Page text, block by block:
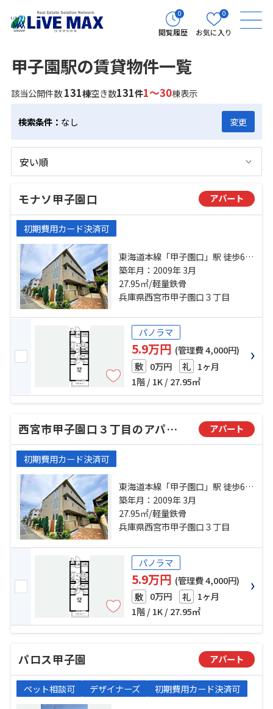
0
閲覧履歴
0
お気に入り
甲子園駅の賃貸物件一覧
該当公開件数131棟空き数131件1～30棟表示
検索条件： なし 変更
モナソ甲子園口 アパート
初期費用カード決済可
東海道本線「甲子園口」駅 徒歩6分
阪神本線「甲子園」駅 徒歩23分 阪
急神戸本線「西宮北口」駅 徒歩28
分
築年月：2009年 3月
27.95㎡/軽量鉄骨
兵庫県西宮市甲子園口３丁目
パノラマ
5.9万円 (管理費 4,000円)
敷 0万円 礼 1ヶ月
1階 / 1K / 27.95㎡
西宮市甲子園口３丁目のアパート アパート
初期費用カード決済可
東海道本線「甲子園口」駅 徒歩6分
阪神本線「甲子園」駅 徒歩23分 阪
急神戸本線「西宮北口」駅 徒歩28
分
築年月：2009年 3月
27.95㎡/軽量鉄骨
兵庫県西宮市甲子園口３丁目
パノラマ
5.9万円 (管理費 4,000円)
敷 0万円 礼 1ヶ月
1階 / 1K / 27.95㎡
パロス甲子園 アパート
ペット相談可 デザイナーズ 初期費用カード決済可